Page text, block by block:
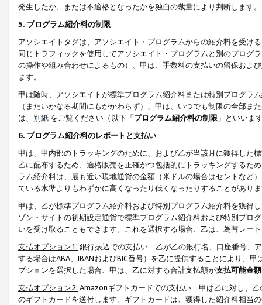
発生したか、または不適格となったかを独自の裁量により判断します。
5. プログラム紹介料の制限
アソシエイトタグは、アソシエイト・プログラムからの紹介料を受け
同じトラフィックを使用してアソシエイト・プログラムと別のプログ
の操作や組み合わせによるもの）、甲は、手数料の支払いの留保およ
ます。
甲は随時、アソシエイトが標準プログラム紹介料または特別プログラ
（またいかなる期間にもかかわらず）、甲は、いつでも制限の全部
は、 別紙 をご覧ください（以下「プログラム紹介料の制限 」といいま
6. プログラム紹介料のレポートと支払い
甲は、甲内部のトラッキングのために、および乙が当該月に獲得した
乙に配布するため、適格販売を正確かつ包括的にトラッキングするた
ラム紹介料は、最も近い現地通貨の金額（米ドルの場合はセントなど
ている水準よりもわずかに高くなったり低くなったりすることがあり
甲は、乙が標準プログラム紹介料および特別プログラム紹介料を獲得
ゾン・サイトの初期設定通貨で標準プログラム紹介料および特別プロ
いを受け取ることもできます。これを選択する場合、乙は、為替レー
支払オプション1: 銀行振込での支払い 乙が乙の銀行名、口座番号、
する場合はABA、IBANおよびBIC番号）を乙に提供することにより、
プションを選択した場合、甲は、乙に対する合計支払額が支払可能金
支払オプション2: Amazonギフトカードでの支払い 甲は乙に対し、乙
のギフトカードを送付します。ギフトカードは、獲得した紹介料相当